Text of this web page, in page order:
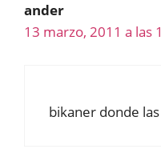
ander
13 marzo, 2011 a las
bikaner donde